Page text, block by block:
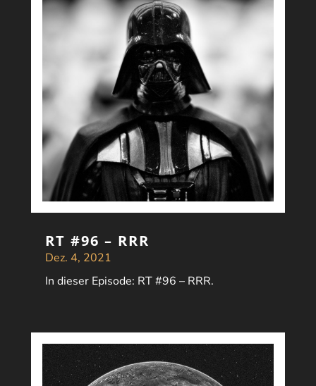
RT #96 – RRR
Dez. 4, 2021
In dieser Episode: RT #96 – RRR.